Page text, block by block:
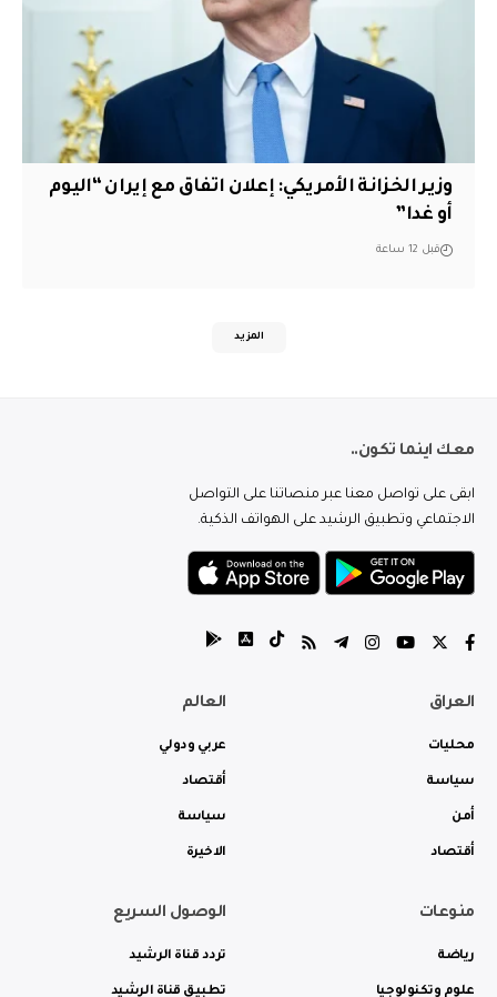
وزير الخزانة الأمريكي: إعلان اتفاق مع إيران “اليوم
أو غدا”
قبل 12 ساعة
المزيد
معك اينما تكون..
ابقى على تواصل معنا عبر منصاتنا على التواصل
الاجتماعي وتطبيق الرشيد على الهواتف الذكية.
العراق
محليات
سياسة
أمن
أقتصاد
العالم
عربي ودولي
أقتصاد
سياسة
الاخيرة
منوعات
رياضة
علوم وتكنولوجيا
الوصول السريع
تردد قناة الرشيد
تطبيق قناة الرشيد